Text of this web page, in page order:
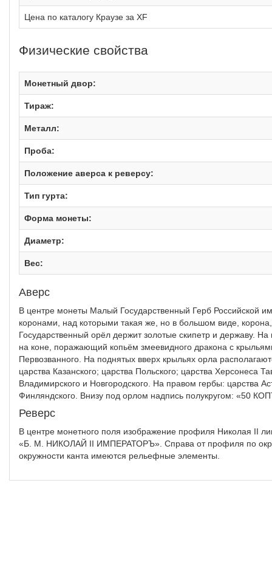
Цена по каталогу Краузе за XF
Физические свойства
Монетный двор:
Тираж:
Металл:
Проба:
Положение аверса к реверсу:
Тип гурта:
Форма монеты:
Диаметр:
Вес:
Аверс
В центре монеты Малый Государственный Герб Российской
коронами, над которыми такая же, но в большом виде,
Государственный орёл держит золотые скипетр и державу.
на коне, поражающий копьём змеевидного дракона с
Первозванного. На поднятых вверх крыльях орла
царства Казанского; царства Польского; царства Херсонеса
Владимирского и Новгородского. На правом гербы: царства
Финляндского. Внизу под орлом надпись полукругом: «50
Реверс
В центре монетного поля изображение профиля Николая II
«Б. М. НИКОЛАЙ II ИМПЕРАТОРЪ». Справа от профиля по
окружности канта имеются рельефные элементы.